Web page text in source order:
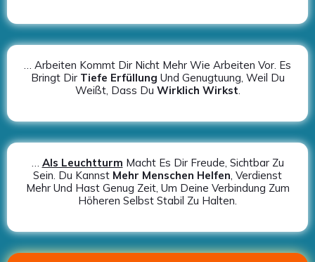
… Arbeiten Kommt Dir Nicht Mehr Wie Arbeiten Vor. Es
Bringt Dir Tiefe Erfüllung Und Genugtuung, Weil Du
Weißt, Dass Du Wirklich Wirkst.
… Als Leuchtturm Macht Es Dir Freude, Sichtbar Zu
Sein. Du Kannst Mehr Menschen Helfen, Verdienst
Mehr Und Hast Genug Zeit, Um Deine Verbindung Zum
Höheren Selbst Stabil Zu Halten.